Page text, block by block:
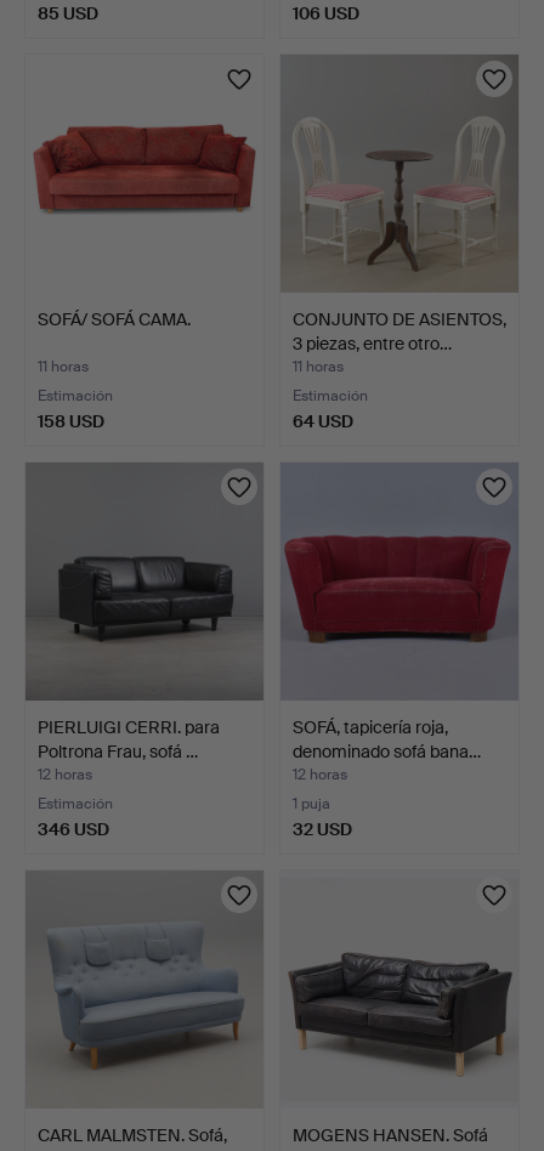
85 USD 106 USD
SOFÁ/ SOFÁ CAMA.
11 horas
Estimación
158 USD
CONJUNTO DE ASIENTOS,
3 piezas, entre otro…
11 horas
Estimación
64 USD
PIERLUIGI CERRI. para
Poltrona Frau, sofá …
12 horas
Estimación
346 USD
SOFÁ, tapicería roja,
denominado sofá bana…
12 horas
1 puja
32 USD
CARL MALMSTEN. Sofá,
MOGENS HANSEN. Sofá